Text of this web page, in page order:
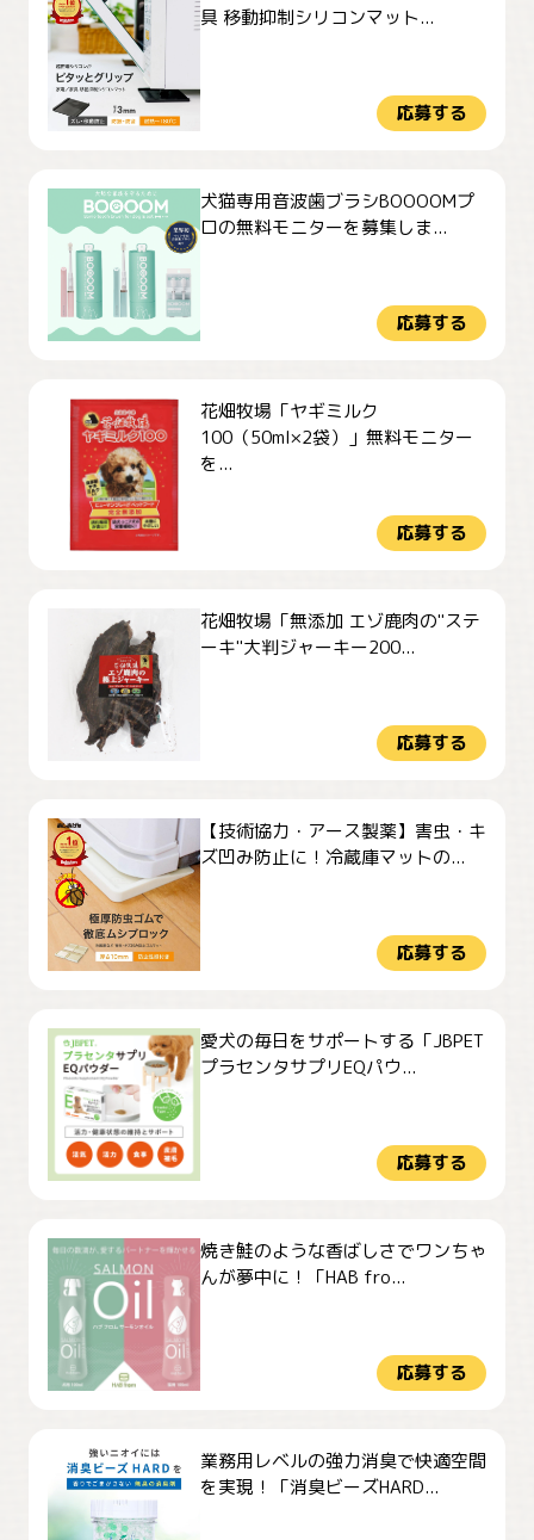
具 移動抑制シリコンマット...
応募する
犬猫専用音波歯ブラシBOOOOMプ
ロの無料モニターを募集しま...
応募する
花畑牧場「ヤギミルク
100（50ml×2袋）」無料モニター
を...
応募する
花畑牧場「無添加 エゾ鹿肉の"ステ
ーキ"大判ジャーキー200...
応募する
【技術協力・アース製薬】害虫・キ
ズ凹み防止に！冷蔵庫マットの...
応募する
愛犬の毎日をサポートする「JBPET
プラセンタサプリEQパウ...
応募する
焼き鮭のような香ばしさでワンちゃ
んが夢中に！「HAB fro...
応募する
業務用レベルの強力消臭で快適空間
を実現！「消臭ビーズHARD...